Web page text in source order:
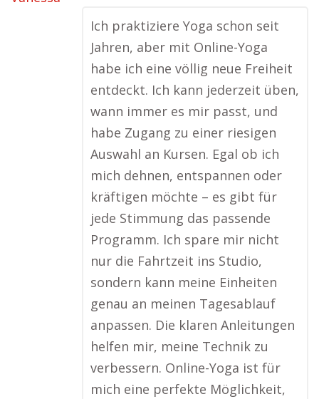
Ich praktiziere Yoga schon seit
Jahren, aber mit Online-Yoga
habe ich eine völlig neue Freiheit
entdeckt. Ich kann jederzeit üben,
wann immer es mir passt, und
habe Zugang zu einer riesigen
Auswahl an Kursen. Egal ob ich
mich dehnen, entspannen oder
kräftigen möchte – es gibt für
jede Stimmung das passende
Programm. Ich spare mir nicht
nur die Fahrtzeit ins Studio,
sondern kann meine Einheiten
genau an meinen Tagesablauf
anpassen. Die klaren Anleitungen
helfen mir, meine Technik zu
verbessern. Online-Yoga ist für
mich eine perfekte Möglichkeit,